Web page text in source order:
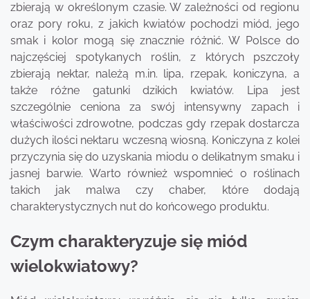
zbierają w określonym czasie. W zależności od regionu
oraz pory roku, z jakich kwiatów pochodzi miód, jego
smak i kolor mogą się znacznie różnić. W Polsce do
najczęściej spotykanych roślin, z których pszczoły
zbierają nektar, należą m.in. lipa, rzepak, koniczyna, a
także różne gatunki dzikich kwiatów. Lipa jest
szczególnie ceniona za swój intensywny zapach i
właściwości zdrowotne, podczas gdy rzepak dostarcza
dużych ilości nektaru wczesną wiosną. Koniczyna z kolei
przyczynia się do uzyskania miodu o delikatnym smaku i
jasnej barwie. Warto również wspomnieć o roślinach
takich jak malwa czy chaber, które dodają
charakterystycznych nut do końcowego produktu.
Czym charakteryzuje się miód
wielokwiatowy?